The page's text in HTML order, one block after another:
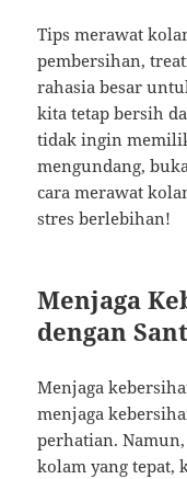
Tips merawat
pembersihan,
rahasia besar
kita tetap bersih
tidak ingin
mengundang,
cara merawat
stres berlebihan!
Menjaga
dengan
Menjaga
menjaga
perhatian.
kolam yang tepat,